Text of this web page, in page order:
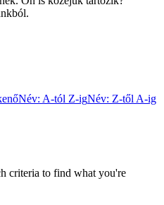
Név: A-tól Z-igNév: Z-től A-ig
criteria to find what you're